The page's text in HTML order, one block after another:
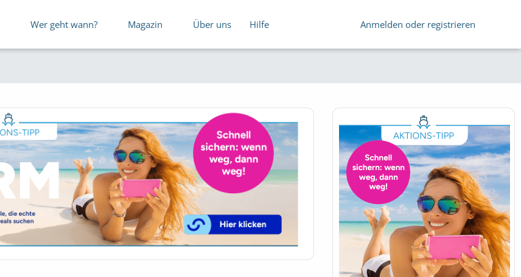
Wer geht wann? Magazin Über uns Hilfe Anmelden oder registrieren